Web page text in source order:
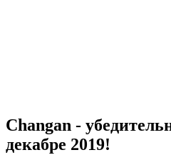
Changan -
декабре 2019!